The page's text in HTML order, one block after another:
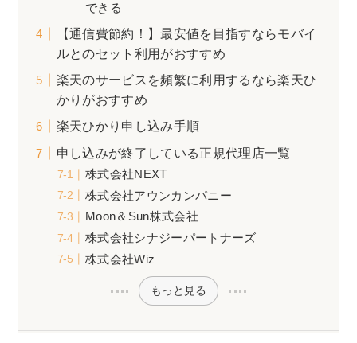
できる
【通信費節約！】最安値を目指すならモバイ
ルとのセット利用がおすすめ
楽天のサービスを頻繁に利用するなら楽天ひ
かりがおすすめ
楽天ひかり申し込み手順
申し込みが終了している正規代理店一覧
株式会社NEXT
株式会社アウンカンパニー
Moon＆Sun株式会社
株式会社シナジーパートナーズ
株式会社Wiz
もっと見る